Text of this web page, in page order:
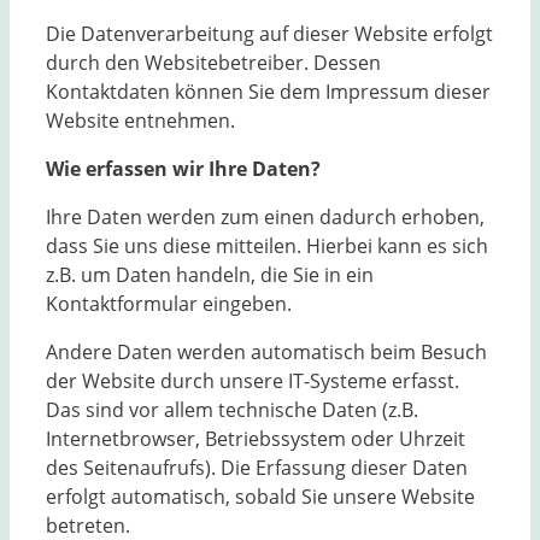
Die Datenverarbeitung auf dieser Website erfolgt
durch den Websitebetreiber. Dessen
Kontaktdaten können Sie dem Impressum dieser
Website entnehmen.
Wie erfassen wir Ihre Daten?
Ihre Daten werden zum einen dadurch erhoben,
dass Sie uns diese mitteilen. Hierbei kann es sich
z.B. um Daten handeln, die Sie in ein
Kontaktformular eingeben.
Andere Daten werden automatisch beim Besuch
der Website durch unsere IT-Systeme erfasst.
Das sind vor allem technische Daten (z.B.
Internetbrowser, Betriebssystem oder Uhrzeit
des Seitenaufrufs). Die Erfassung dieser Daten
erfolgt automatisch, sobald Sie unsere Website
betreten.